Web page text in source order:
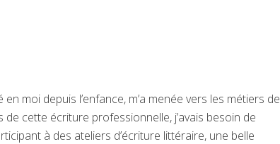
moi depuis l’enfance, m’a menée vers les métiers de
cette écriture professionnelle, j’avais besoin de
à des ateliers d’écriture littéraire, une belle